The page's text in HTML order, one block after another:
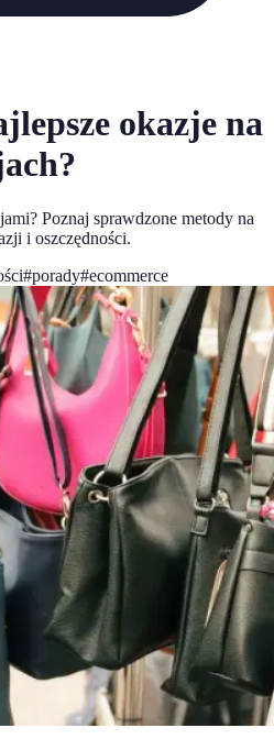
okazje na
Poznaj sprawdzone metody na
i oszczędności.
#porady#ecommerce